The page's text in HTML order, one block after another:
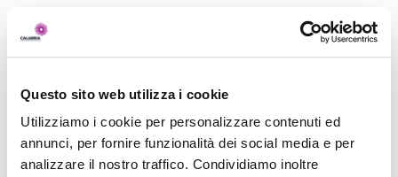
Questo sito web utilizza i cookie
Utilizziamo i cookie per personalizzare contenuti ed
annunci, per fornire funzionalità dei social media e per
analizzare il nostro traffico. Condividiamo inoltre